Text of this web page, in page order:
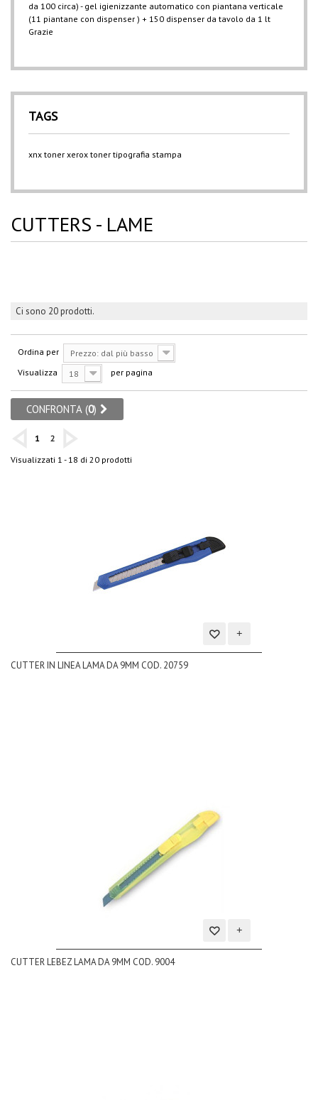
da 100 circa) - gel igienizzante automatico con piantana verticale
(11 piantane con dispenser ) + 150 dispenser da tavolo da 1 lt
Grazie
TAGS
xnx toner xerox toner tipografia stampa
CUTTERS - LAME
Ci sono 20 prodotti.
Ordina per
Prezzo: dal più basso
Visualizza
18 per pagina
CONFRONTA (0)
1
2
Visualizzati 1 - 18 di 20 prodotti
Aggiungi
CUTTER IN LINEA LAMA DA 9MM COD. 20759
Aggiungi
CUTTER LEBEZ LAMA DA 9MM COD. 9004